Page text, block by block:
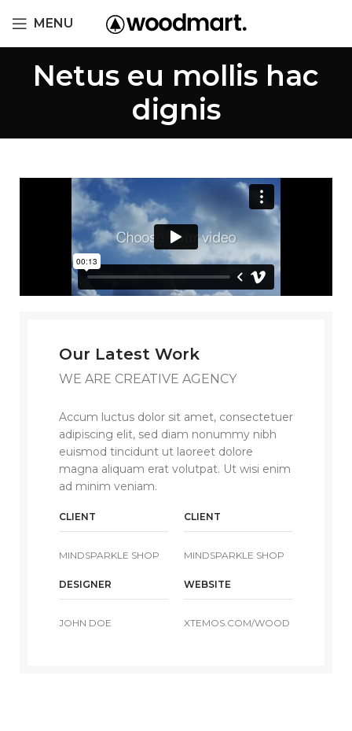
MENU
Netus eu mollis hac
dignis
Our Latest Work
WE ARE CREATIVE AGENCY
Accum luctus dolor sit amet, consectetuer
adipiscing elit, sed diam nonummy nibh
euismod tincidunt ut laoreet dolore
magna aliquam erat volutpat. Ut wisi enim
ad minim veniam.
CLIENT
MINDSPARKLE SHOP
CLIENT
MINDSPARKLE SHOP
DESIGNER
JOHN DOE
WEBSITE
XTEMOS.COM/WOOD